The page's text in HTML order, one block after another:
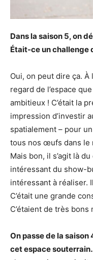
Dans la saison 5, on
Était-ce un challenge
Oui, on peut dire ça. À
regard de l’espace
ambitieux ! C’était la
impression d’investir
spatialement – pour
tous nos œufs dans le
Mais bon, il s’agit là
intéressant du show-
intéressant à réaliser.
C’était une grande
C’étaient de très bons
On passe de la saison
cet espace